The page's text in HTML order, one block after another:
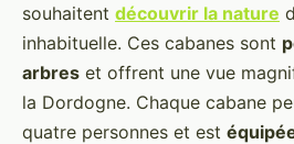
souhaitent découvrir la nature
inhabituelle. Ces cabanes sont
arbres et offrent une vue
la Dordogne. Chaque cabane
quatre personnes et est